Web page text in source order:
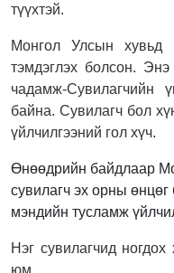
түүхтэй.
Монгол Улсын
тэмдэглэх болсон.
чадамж-Сувилагчийн
байна. Сувилагч бол
үйлчилгээний гол хүч.
Өнөөдрийн байдлаар
сувилагч эх орны
мэндийн тусламж
Нэг сувилагчид
юм.